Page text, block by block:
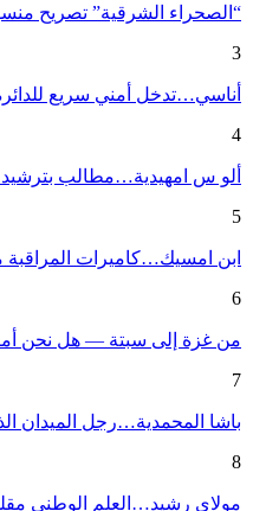
“الصحراء الشرقية” تصريح
3
أناسي…تدخل أمني سريع
4
ألو س امهيدية…مطالب بترشيد
5
ابن امسيك…كاميرات
6
من غزة إلى سبتة — هل نحن
7
باشا المحمدية…رجل الميدان
8
مولاي رشيد…العلم الوطني